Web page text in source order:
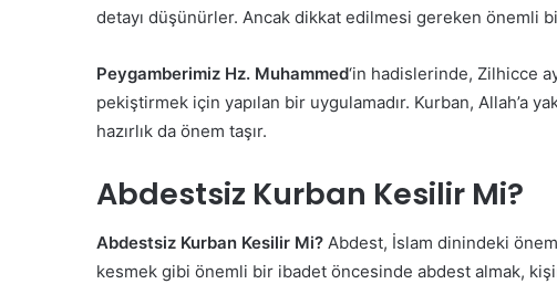
detayı düşünürler. Ancak dikkat edilmesi gereken önemli
Peygamberimiz Hz. Muhammed‘in hadislerinde, Zilhicce
pekiştirmek için yapılan bir uygulamadır. Kurban, Allah’a
hazırlık da önem taşır.
Abdestsiz Kurban Kesilir Mi?
Abdestsiz Kurban Kesilir Mi? Abdest, İslam dinindeki
kesmek gibi önemli bir ibadet öncesinde abdest almak,